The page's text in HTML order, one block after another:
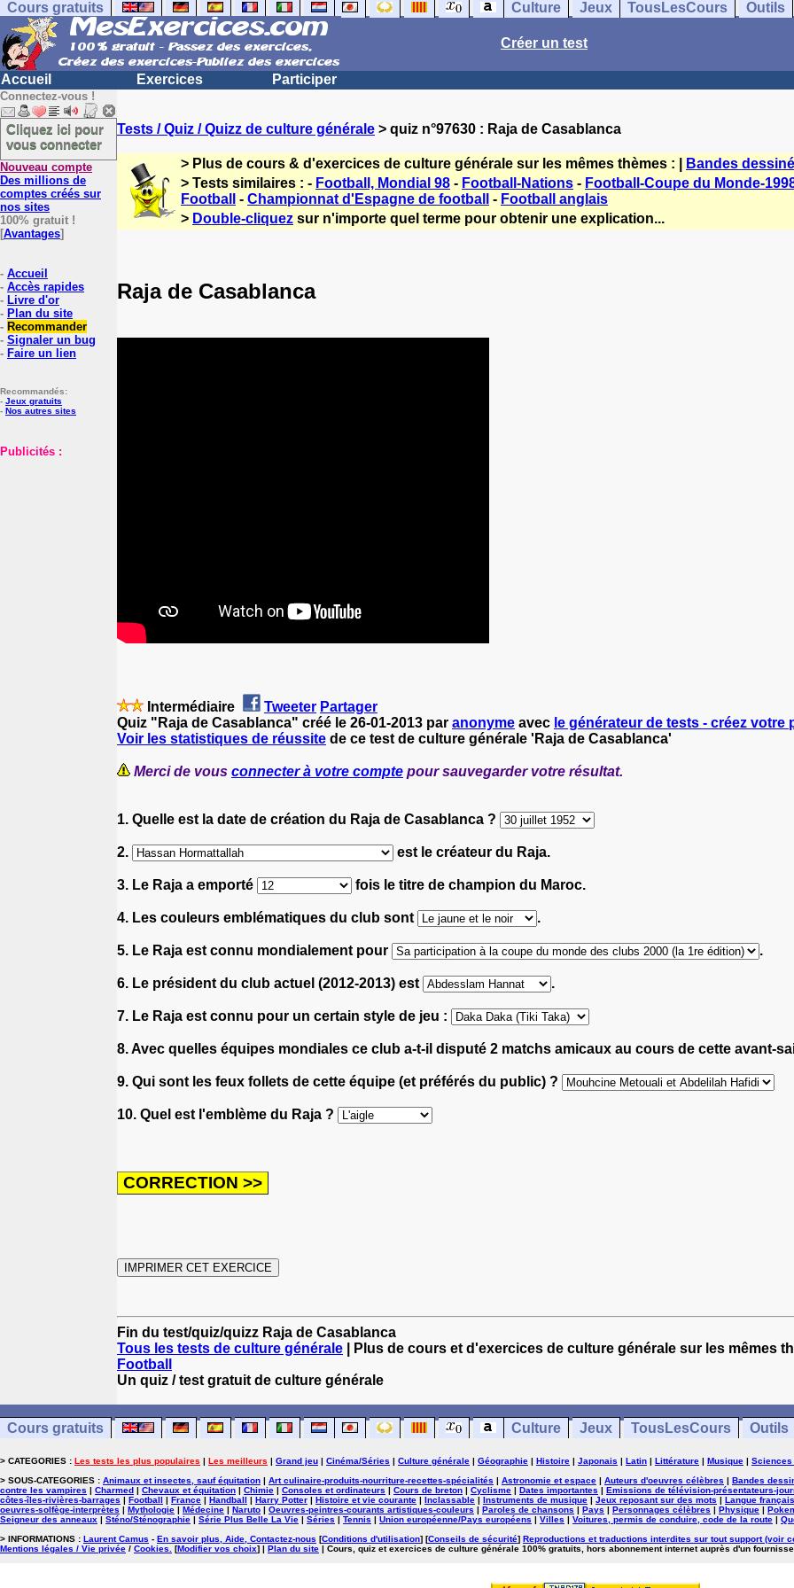
Cours gratuits Culture Jeux TousLesCours Outils
Créer un test
Accueil Exercices Participer
Connectez-vous !
Cliquez ici pour
vous connecter
Nouveau compte
Des millions de
comptes créés sur
nos sites
100% gratuit !
[Avantages]
- Accueil
- Accès rapides
- Livre d'or
- Plan du site
- Recommander
- Signaler un bug
- Faire un lien
Recommandés:
- Jeux gratuits
- Nos autres sites
Publicités :
Tests / Quiz / Quizz de culture générale > quiz n°97630 : Raja de Casablanca
> Plus de cours & d'exercices de culture générale sur les mêmes thèmes : | Bandes
> Tests similaires : - Football, Mondial 98 - Football-Nations - Football-Coupe du Monde-
Football
- Championnat d'Espagne de football - Football anglais
> Double-cliquez sur n'importe quel terme pour obtenir une explication...
Raja de Casablanca
Intermédiaire Tweeter Partager
Quiz "Raja de Casablanca" créé le 26-01-2013 par anonyme avec le générateur de tests - créez votre
Voir les statistiques de réussite de ce test de culture générale 'Raja de Casablanca'
Merci de vous connecter à votre compte pour sauvegarder votre résultat.
1. Quelle est la date de création du Raja de Casablanca ?
2. est le créateur du Raja.
3. Le Raja a emporté fois le titre de champion du Maroc.
4. Les couleurs emblématiques du club sont .
5. Le Raja est connu mondialement pour .
6. Le président du club actuel (2012-2013) est .
7. Le Raja est connu pour un certain style de jeu :
8. Avec quelles équipes mondiales ce club a-t-il disputé 2 matchs amicaux au cours de cette avant-
9. Qui sont les feux follets de cette équipe (et préférés du public) ?
10. Quel est l'emblème du Raja ?
Fin du test/quiz/quizz Raja de Casablanca
Tous les tests de culture générale | Plus de cours et d'exercices de culture générale sur les mêmes
Football
Un quiz / test gratuit de culture générale
Cours gratuits Culture Jeux TousLesCours Outils
> CATEGORIES : Les tests les plus populaires | Les meilleurs | Grand jeu | Cinéma/Séries | Culture générale | Géographie | Histoire | Japonais | Latin | Littérature | Musique | Sciences
> SOUS-CATEGORIES : Animaux et insectes, sauf équitation | Art culinaire-produits-nourriture-recettes-spécialités | Astronomie et espace | Auteurs d'oeuvres célèbres | Bandes
contre les vampires | Charmed | Chevaux et équitation | Chimie | Consoles et ordinateurs | Cours de breton | Cyclisme | Dates importantes | Emissions de télévision-présentateurs-
côtes-îles-rivières-barrages | Football | France | Handball | Harry Potter | Histoire et vie courante | Inclassable | Instruments de musique | Jeux reposant sur des mots | Langue
oeuvres-solfège-interprètes | Mythologie | Médecine | Naruto | Oeuvres-peintres-courants artistiques-couleurs | Paroles de chansons | Pays | Personnages célèbres | Physique |
Seigneur des anneaux | Sténo/Sténographie | Série Plus Belle La Vie | Séries | Tennis | Union européenne/Pays européens | Villes | Voitures, permis de conduire, code de la route |
> INFORMATIONS : Laurent Camus - En savoir plus, Aide, Contactez-nous [Conditions d'utilisation] [Conseils de sécurité] Reproductions et traductions interdites sur tout support (voir
Mentions légales / Vie privée / Cookies [Modifier vos choix] | Plan du site | Cours, quiz et exercices de culture générale 100% gratuits, hors abonnement internet auprès d'un